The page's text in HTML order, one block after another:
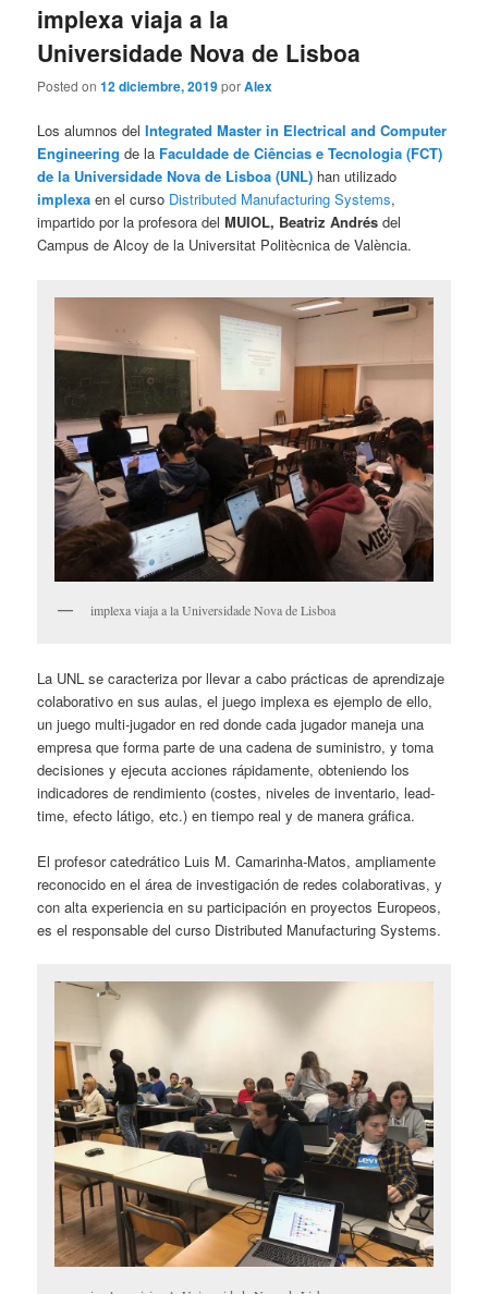
implexa viaja a la
Universidade Nova de Lisboa
Posted on12 diciembre, 2019porAlex
Los alumnos delIntegrated Master in Electrical and Computer
Engineering de la Faculdade de Ciências e Tecnologia (FCT)
de la Universidade Nova de Lisboa (UNL) han utilizado
implexa en el curso Distributed Manufacturing Systems,
impartido por la profesora delMUIOL, Beatriz Andrés del
Campus de Alcoy de la Universitat Politècnica de València.
implexa viaja a la Universidade Nova de Lisboa
La UNL se caracteriza por llevar a cabo prácticas de aprendizaje
colaborativo en sus aulas, el juego implexa es ejemplo de ello,
un juego multi-jugador en red donde cada jugador maneja una
empresa que forma parte de una cadena de suministro, y toma
decisiones y ejecuta acciones rápidamente, obteniendo los
indicadores de rendimiento (costes, niveles de inventario, lead-
time, efecto látigo, etc.) en tiempo real y de manera gráfica.
El profesor catedrático Luis M. Camarinha-Matos, ampliamente
reconocido en el área de investigación de redes colaborativas, y
con alta experiencia en su participación en proyectos Europeos,
es el responsable del curso Distributed Manufacturing Systems.